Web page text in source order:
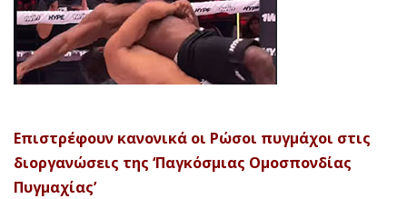
Επιστρέφουν κανονικά οι Ρώσοι πυγμάχοι στις
διοργανώσεις της ‘Παγκόσμιας Ομοσπονδίας
Πυγμαχίας’